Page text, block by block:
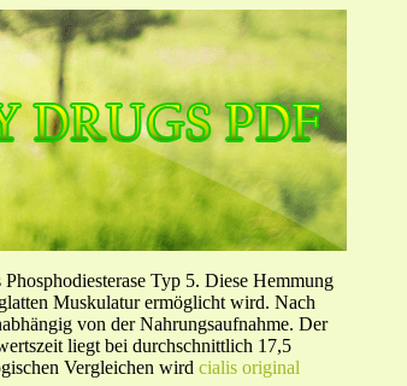
Typ 5. Diese Hemmung
Muskulatur ermöglicht wird. Nach
von der Nahrungsaufnahme. Der
liegt bei durchschnittlich 17,5
Vergleichen wird cialis original